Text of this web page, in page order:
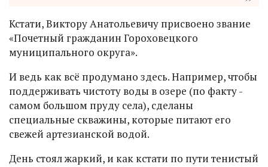
Кстати, Виктору Анатольевичу присвоено звание
«Почетный гражданин Гороховецкого
муниципального округа».
И ведь как всё продумано здесь. Например, чтобы
поддерживать чистоту воды в озере (по факту -
самом большом пруду села), сделаны
специальные скважины, которые питают его
свежей артезианской водой.
День стоял жаркий, и как кстати по пути тенистый